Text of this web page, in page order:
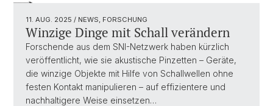
11. AUG. 2025 / NEWS, FORSCHUNG
Winzige Dinge mit Schall verändern
Forschende aus dem SNI-Netzwerk haben kürzlich
veröffentlicht, wie sie akustische Pinzetten – Geräte,
die winzige Objekte mit Hilfe von Schallwellen ohne
festen Kontakt manipulieren – auf effizientere und
nachhaltigere Weise einsetzen…